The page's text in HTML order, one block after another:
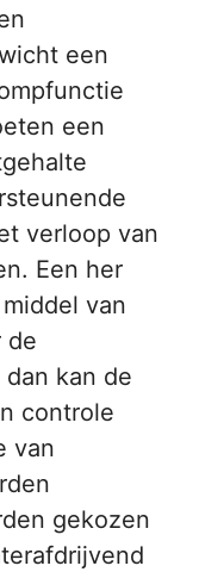
een
een
verloop van
Een her
van
de
kan de
controle
van
gekozen